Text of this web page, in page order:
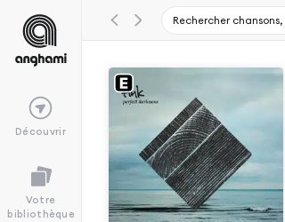
Découvrir
Votre
bibliothèque